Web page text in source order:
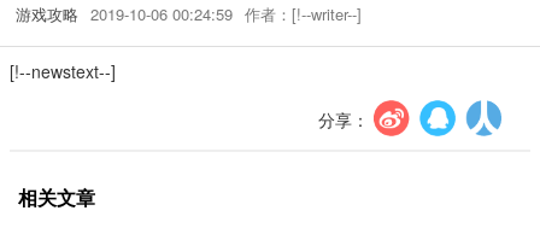
10款手游
34款手游
棋牌游戏
4款手游
策略塔防
15款手游
游戏攻略 2019-10-06 00:24:59 作者：[!--writer--]
[!--newstext--]
分享：
相关文章